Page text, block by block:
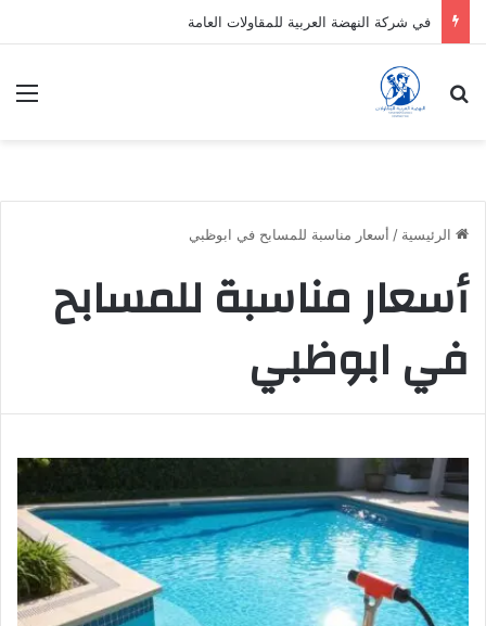
في شركة النهضة العربية للمقاولات العامة
بحث عن
الرئيسية / أسعار مناسبة للمسابح في ابوظبي
أسعار مناسبة للمسابح
في ابوظبي